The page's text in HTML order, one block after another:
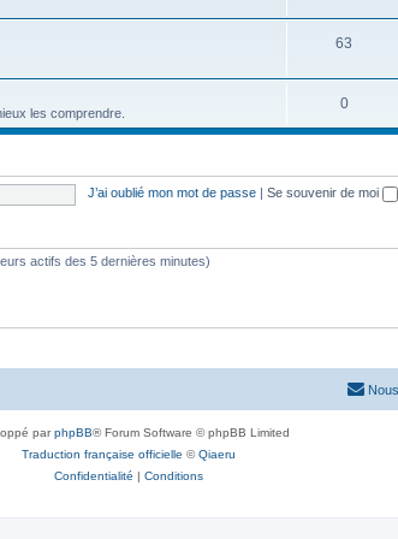
63
les comprendre.
0
J’ai oublié mon mot de passe Se souvenir de moi
actifs des 5 dernières minutes)
parphpBB® Forum Software © phpBB Limited
Traduction française officielle ©Qiaeru
Confidentialité | Conditions